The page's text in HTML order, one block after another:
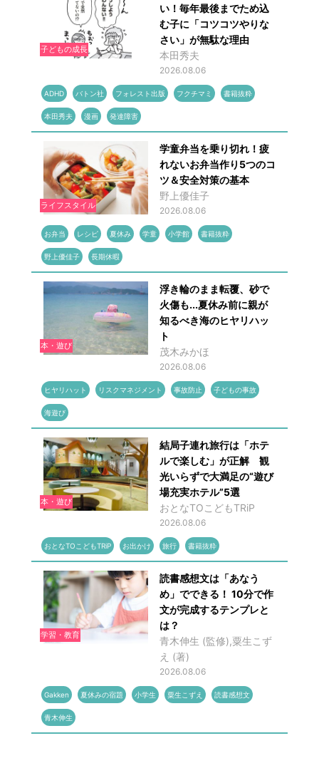
子どもの成長
い！毎年最後までため込
む子に「コツコツやりな
さい」が無駄な理由
本田秀夫
2026.08.06
ADHD バトン社 フォレスト出版 フクチマミ 書籍抜粋
本田秀夫 漫画 発達障害
ライフスタイル
学童弁当を乗り切れ！疲
れないお弁当作り5つのコ
ツ＆安全対策の基本
野上優佳子
2026.08.06
お弁当 レシピ 夏休み 学童 小学館 書籍抜粋
野上優佳子 長期休暇
本・遊び
浮き輪のまま転覆、砂で
火傷も...夏休み前に親が
知るべき海のヒヤリハッ
ト
茂木みかほ
2026.08.06
ヒヤリハット リスクマネジメント 事故防止 子どもの事故
海遊び
本・遊び
結局子連れ旅行は「ホテ
ルで楽しむ」が正解 観
光いらずで大満足の“遊び
場充実ホテル”5選
おとなTOこどもTRiP
2026.08.06
おとなTOこどもTRiP お出かけ 旅行 書籍抜粋
学習・教育
読書感想文は「あなう
め」でできる！ 10分で作
文が完成するテンプレと
は？
青木伸生 (監修),粟生こず
え (著)
2026.08.06
Gakken 夏休みの宿題 小学生 粟生こずえ 読書感想文
青木伸生